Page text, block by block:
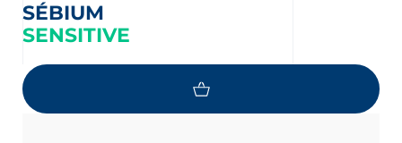
SÉBIUM
SENSITIVE